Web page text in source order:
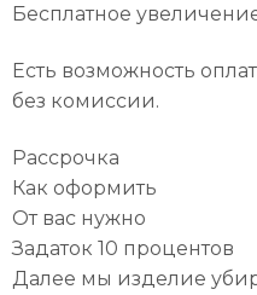
Бесплатное
Есть возможность
без комиссии.
Рассрочка
Как оформить
От вас нужно
Задаток 10 процентов
Далее мы изделие